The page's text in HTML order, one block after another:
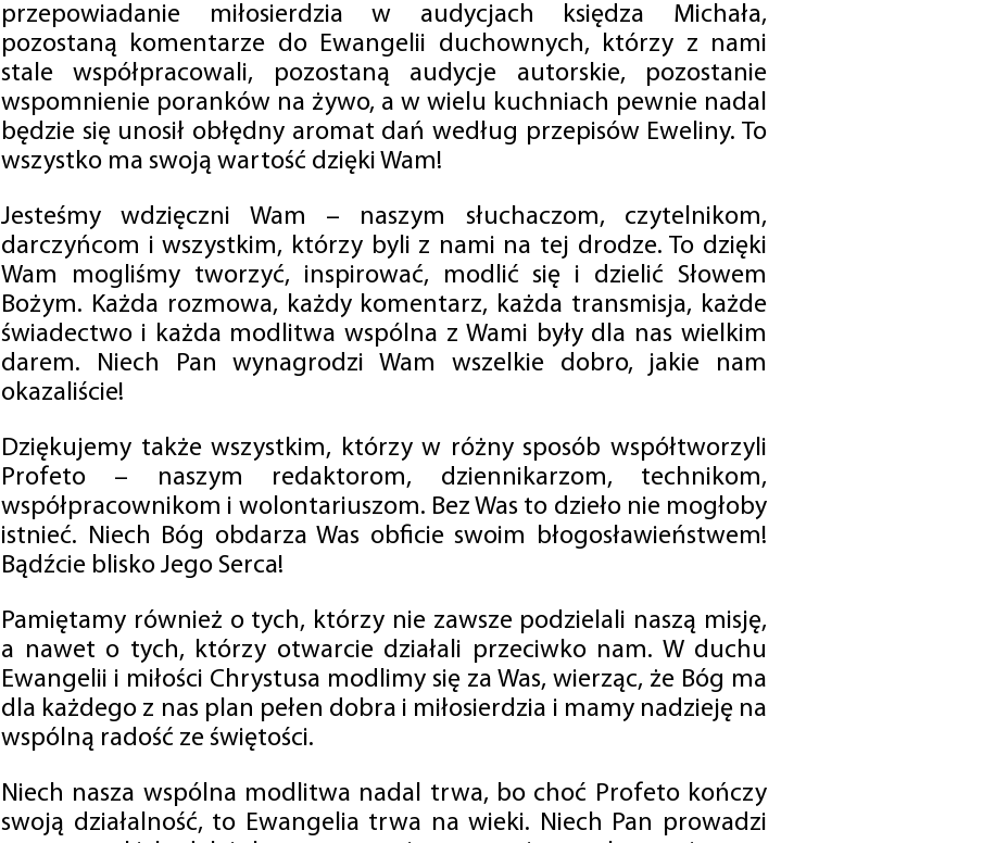
przepowiadanie miłosierdzia w audycjach księdza Michała,
pozostaną komentarze do Ewangelii duchownych, którzy z nami
stale współpracowali, pozostaną audycje autorskie, pozostanie
wspomnienie poranków na żywo, a w wielu kuchniach pewnie nadal
będzie się unosił obłędny aromat dań według przepisów Eweliny. To
wszystko ma swoją wartość dzięki Wam!
Jesteśmy wdzięczni Wam – naszym słuchaczom, czytelnikom,
darczyńcom i wszystkim, którzy byli z nami na tej drodze. To dzięki
Wam mogliśmy tworzyć, inspirować, modlić się i dzielić Słowem
Bożym. Każda rozmowa, każdy komentarz, każda transmisja, każde
świadectwo i każda modlitwa wspólna z Wami były dla nas wielkim
darem. Niech Pan wynagrodzi Wam wszelkie dobro, jakie nam
okazaliście!
Dziękujemy także wszystkim, którzy w różny sposób współtworzyli
Profeto – naszym redaktorom, dziennikarzom, technikom,
współpracownikom i wolontariuszom. Bez Was to dzieło nie mogłoby
istnieć. Niech Bóg obdarza Was obficie swoim błogosławieństwem!
Bądźcie blisko Jego Serca!
Pamiętamy również o tych, którzy nie zawsze podzielali naszą misję,
a nawet o tych, którzy otwarcie działali przeciwko nam. W duchu
Ewangelii i miłości Chrystusa modlimy się za Was, wierząc, że Bóg ma
dla każdego z nas plan pełen dobra i miłosierdzia i mamy nadzieję na
wspólną radość ze świętości.
Niech nasza wspólna modlitwa nadal trwa, bo choć Profeto kończy
swoją działalność, to Ewangelia trwa na wieki. Niech Pan prowadzi